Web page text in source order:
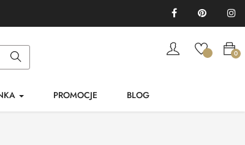
FacebookPinterest
0
PROMOCJE BLOG